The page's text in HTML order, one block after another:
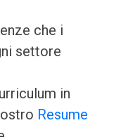
che i
settore
in
Resume